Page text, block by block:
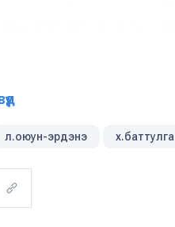
л.оюун-эрдэнэ х.баттулга